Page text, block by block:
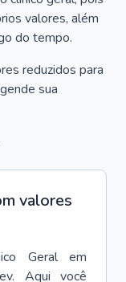
valores, além
do tempo.
reduzidos para
sua
valores
Geral
em
Aqui você